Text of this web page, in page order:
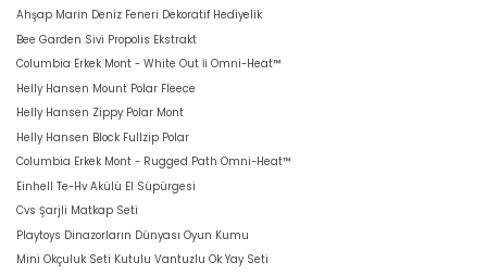
Ahşap Marin Deniz Feneri Dekoratif Hediyelik
Bee Garden Sivi Propolis Ekstrakt
Columbia Erkek Mont - White Out İi Omni-Heat™
Helly Hansen Mount Polar Fleece
Helly Hansen Zippy Polar Mont
Helly Hansen Block Fullzip Polar
Columbia Erkek Mont - Rugged Path Omni-Heat™
Einhell Te-Hv Akülü El Süpürgesi
Cvs Şarjli Matkap Seti
Playtoys Dinazorların Dünyası Oyun Kumu
Mini Okçuluk Seti Kutulu Vantuzlu Ok Yay Seti